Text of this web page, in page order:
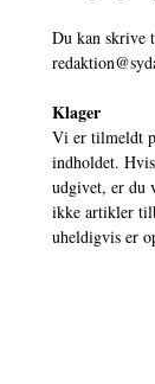
Du kan skrive
Klager
Vi er tilmeldt
indholdet.
udgivet, er du
ikke artikler
uheldigvis er